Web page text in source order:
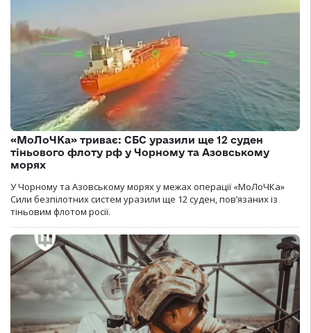
«МоЛоЧКа» триває: СБС уразили ще 12 суден
тіньового флоту рф у Чорному та Азовському
морях
У Чорному та Азовському морях у межах операції «МоЛоЧКа»
Сили безпілотних систем уразили ще 12 суден, пов’язаних із
тіньовим флотом росії.